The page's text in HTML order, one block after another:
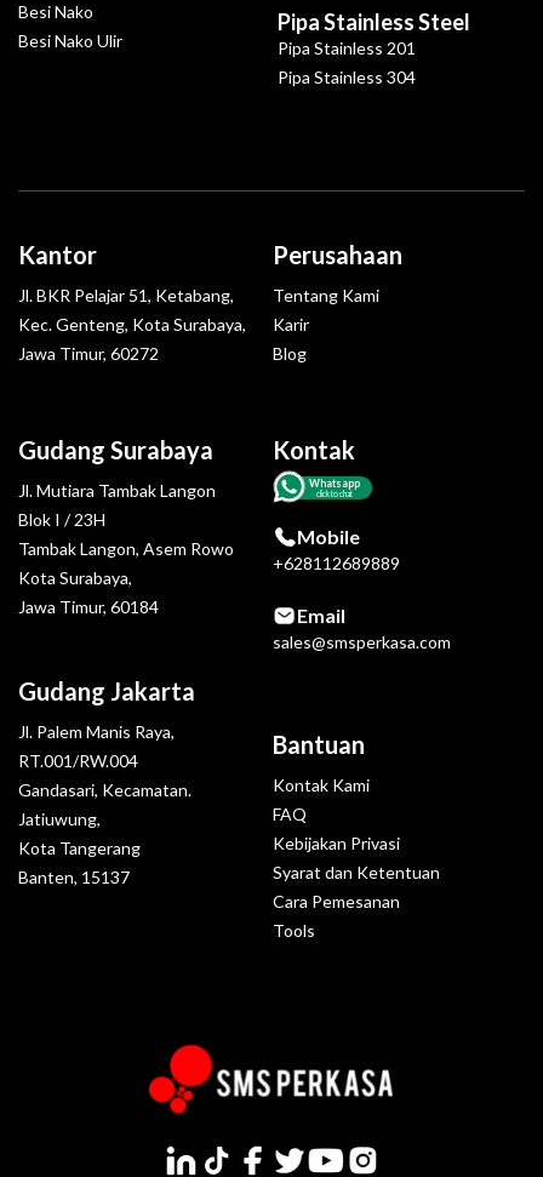
Besi Nako
Besi Nako Ulir
Pipa Stainless Steel
Pipa Stainless 201
Pipa Stainless 304
Gudang Surabaya
Jl. Mutiara Tambak Langon
Blok I / 23H
Tambak Langon, Asem Rowo
Kota Surabaya,
Jawa Timur, 60184
Gudang Jakarta
Jl. Palem Manis Raya,
RT.001/RW.004
Gandasari, Kecamatan.
Jatiuwung,
Kota Tangerang
Banten, 15137
Kantor
Jl. BKR Pelajar 51, Ketabang,
Kec. Genteng, Kota Surabaya,
Jawa Timur, 60272
Kontak
Whatsapp
click to chat
Mobile
+628112689889
Email
sales@smsperkasa.com
Perusahaan
Tentang Kami
Karir
Blog
Bantuan
Kontak Kami
FAQ
Kebijakan Privasi
Syarat dan Ketentuan
Cara Pemesanan
Tools